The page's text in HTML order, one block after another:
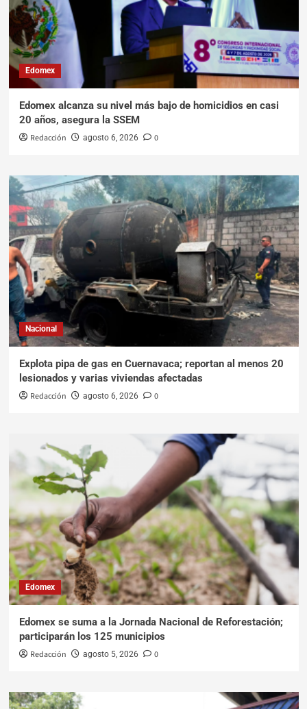
Edomex
Edomex alcanza su nivel más bajo de homicidios en casi
20 años, asegura la SSEM
Redacción agosto 6, 2026 0
Nacional
Explota pipa de gas en Cuernavaca; reportan al menos 20
lesionados y varias viviendas afectadas
Redacción agosto 6, 2026 0
Edomex
Edomex se suma a la Jornada Nacional de Reforestación;
participarán los 125 municipios
Redacción agosto 5, 2026 0